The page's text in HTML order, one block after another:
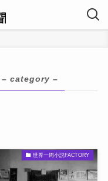
– category –
世界一周小説FACTORY